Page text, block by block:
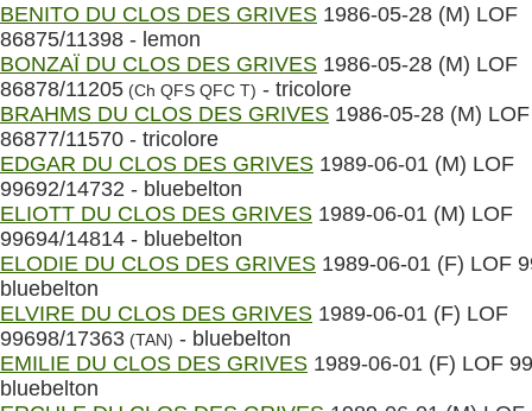
BENITO DU CLOS DES GRIVES 1986-05-28 (M) LOF
86875/11398 - lemon
BONZAÏ DU CLOS DES GRIVES 1986-05-28 (M) LOF
86878/11205 (Ch QFS QFC T) - tricolore
BRAHMS DU CLOS DES GRIVES 1986-05-28 (M) LOF
86877/11570 - tricolore
EDGAR DU CLOS DES GRIVES 1989-06-01 (M) LOF
99692/14732 - bluebelton
ELIOTT DU CLOS DES GRIVES 1989-06-01 (M) LOF
99694/14814 - bluebelton
ELODIE DU CLOS DES GRIVES 1989-06-01 (F) LOF
bluebelton
ELVIRE DU CLOS DES GRIVES 1989-06-01 (F) LOF
99698/17363 (TAN) - bluebelton
EMILIE DU CLOS DES GRIVES 1989-06-01 (F) LOF
bluebelton